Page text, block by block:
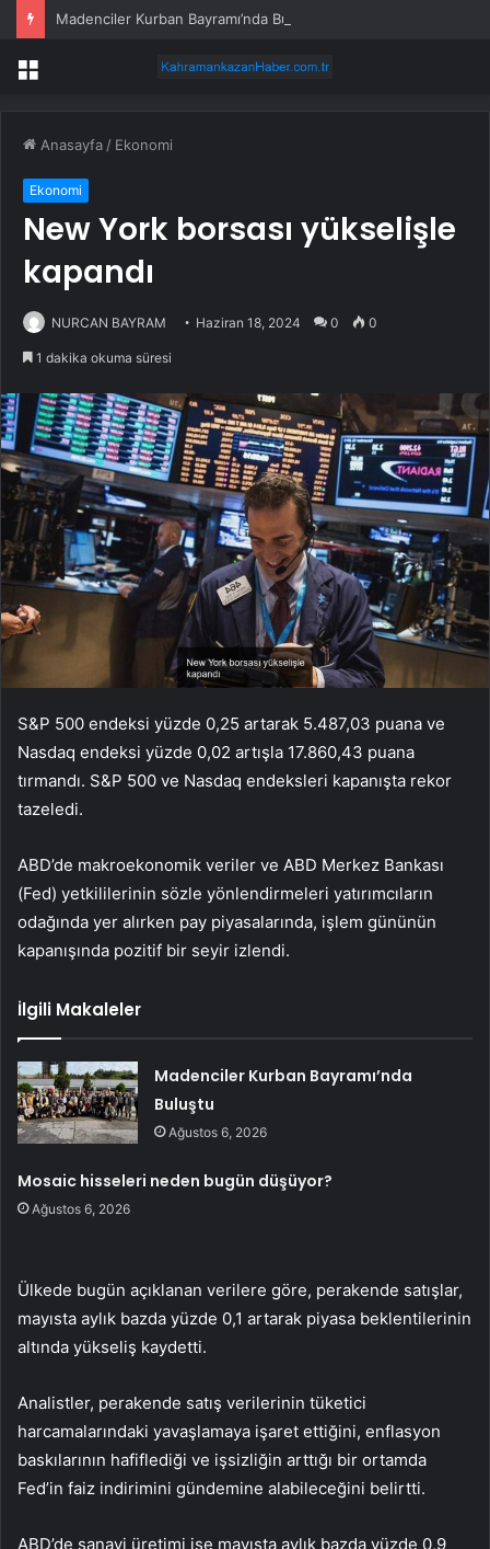
Madenciler Kurban Bayramı’nda Buluştu
Menü
Anasayfa / Ekonomi
Ekonomi
New York borsası yükselişle
kapandı
NURCAN BAYRAM Haziran 18, 2024 0 0
1 dakika okuma süresi
S&P 500 endeksi yüzde 0,25 artarak 5.487,03 puana ve
Nasdaq endeksi yüzde 0,02 artışla 17.860,43 puana
tırmandı. S&P 500 ve Nasdaq endeksleri kapanışta rekor
tazeledi.
ABD’de makroekonomik veriler ve ABD Merkez Bankası
(Fed) yetkililerinin sözle yönlendirmeleri yatırımcıların
odağında yer alırken pay piyasalarında, işlem gününün
kapanışında pozitif bir seyir izlendi.
İlgili Makaleler
Madenciler Kurban Bayramı’nda
Buluştu
Ağustos 6, 2026
Mosaic hisseleri neden bugün düşüyor?
Ağustos 6, 2026
Ülkede bugün açıklanan verilere göre, perakende satışlar,
mayısta aylık bazda yüzde 0,1 artarak piyasa beklentilerinin
altında yükseliş kaydetti.
Analistler, perakende satış verilerinin tüketici
harcamalarındaki yavaşlamaya işaret ettiğini, enflasyon
baskılarının hafiflediği ve işsizliğin arttığı bir ortamda
Fed’in faiz indirimini gündemine alabileceğini belirtti.
ABD’de sanayi üretimi ise mayısta aylık bazda yüzde 0,9